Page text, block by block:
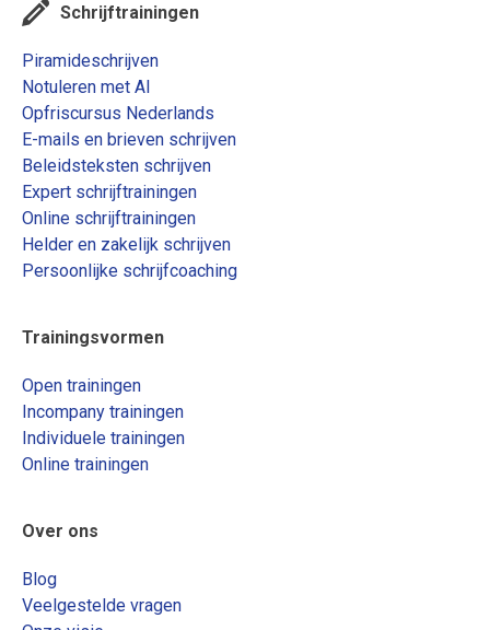
Schrijftrainingen
Piramideschrijven
Notuleren met AI
Opfriscursus Nederlands
E-mails en brieven schrijven
Beleidsteksten schrijven
Expert schrijftrainingen
Online schrijftrainingen
Helder en zakelijk schrijven
Persoonlijke schrijfcoaching
Trainingsvormen
Open trainingen
Incompany trainingen
Individuele trainingen
Online trainingen
Over ons
Blog
Veelgestelde vragen